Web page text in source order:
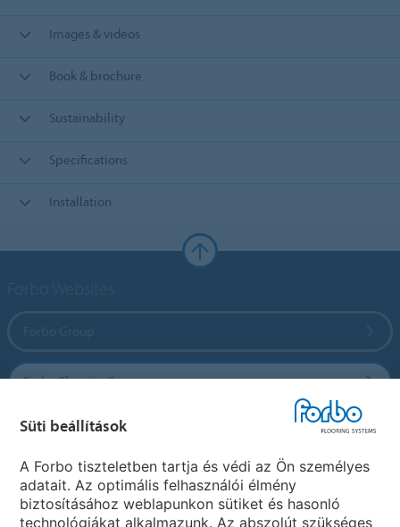
Images & videos
Book & brochure
Sustainability
Specifications
Installation
Forbo Flooring Systems
Forbo Movement Systems
Ország weboldala
Süti beállítások
A Forbo tiszteletben tartja és védi az Ön személyes
adatait. Az optimális felhasználói élmény
biztosításához weblapunkon sütiket és hasonló
technológiákat alkalmazunk. Az abszolút szükséges